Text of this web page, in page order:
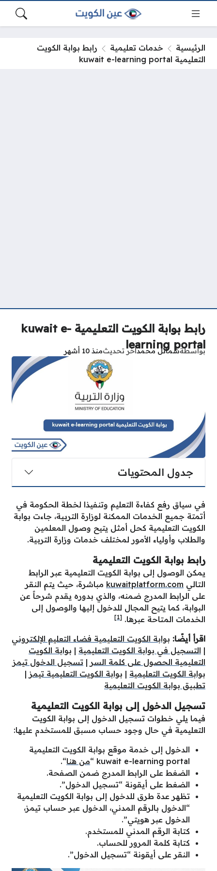
الرئيسية خدمات تعليمية
رابط بوابة الكويت
التعليمية kuwait e-learning portal
رابط بوابة الكويت التعليمية kuwait e-
learning portal
بواسطةشمائل محمدآخر تحديثمنذ 10 أشهر
جدول المحتويات
في سياق رفع كفاءة التعليم وتنفيذا لخطة الحكومة في
أتمتة جميع الخدمات الممكنة لوزارة التربية، جاءت بوابة
الكويت التعليمية كحل أمثل يتيح وصول المعلمين
والطلاب وأولياء الأمور لمختلف خدمات وزارة التربية.
رابط بوابة الكويت التعليمية
يمكن الوصول إلى بوابة الكويت التعليمية عبر الرابط
التالي kuwaitplatform.com مباشرة، حيث يتم النقر
على الرابط المدرج ضمنه، والذي بدوره يقدم شرحاً عن
البوابة، كما يتيح المجال للدخول إليها والوصول إلى
الخدمات المتاحة عبرها. [1]
اقرأ أيضًا: بوابة الكويت التعليمية فضاء التعليم الإلكتروني
| التسجيل في بوابة الكويت التعليمية | بوابة الكويت
التعليمية الحصول على كلمة السر | تسجيل الدخول تيمز
بوابة الكويت التعليمية | بوابة الكويت التعليمية تيمز |
تطبيق بوابة الكويت التعليمية
تسجيل الدخول إلى بوابة الكويت التعليمية
فيما يلي خطوات تسجيل الدخول إلى بوابة الكويت
التعليمية في حال وجود حساب مسبق للمستخدم عليها:
الدخول إلى خدمة موقع بوابة الكويت التعليمية
kuwait e-learning portal “
من هنا“.
الضغط على الرابط المدرج ضمن الصفحة.
الضغط على أيقونة “تسجيل الدخول”.
تظهر عدة طرق للدخول إلى بوابة الكويت التعليمية
“الدخول بالرقم المدني، الدخول عبر حساب تيمز،
الدخول عبر هويتي”.
كتابة الرقم المدني للمستخدم.
كتابة كلمة المرور للحساب.
النقر على أيقونة “تسجيل الدخول”.